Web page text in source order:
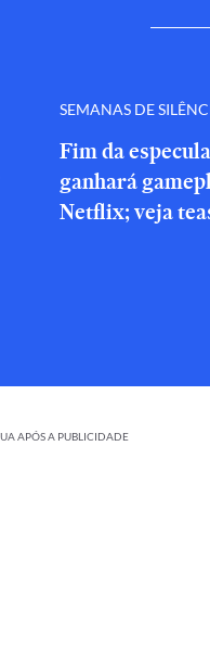
SEMANAS DE
Fim da
ganhará
Netflix; veja
APÓS A PUBLICIDADE